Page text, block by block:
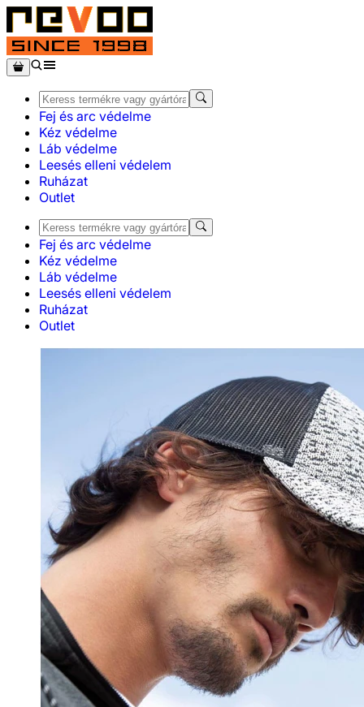
Fej és arc védelme
Kéz védelme
Láb védelme
Leesés elleni védelem
Ruházat
Outlet
Fej és arc védelme
Kéz védelme
Láb védelme
Leesés elleni védelem
Ruházat
Outlet